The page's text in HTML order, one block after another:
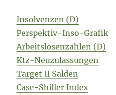
Insolvenzen (D)
Perspektiv-Inso-Grafik
Arbeitslosenzahlen (D)
Kfz-Neuzulassungen
Target II Salden
Case-Shiller Index